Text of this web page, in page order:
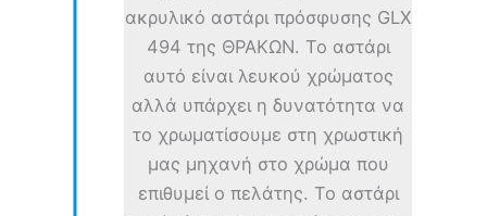
ακρυλικό αστάρι πρόσφυσης GLX
494 της ΘΡΑΚΩΝ. Το αστάρι
αυτό είναι λευκού χρώματος
αλλά υπάρχει η δυνατότητα να
το χρωματίσουμε στη χρωστική
μας μηχανή στο χρώμα που
επιθυμεί ο πελάτης. Το αστάρι